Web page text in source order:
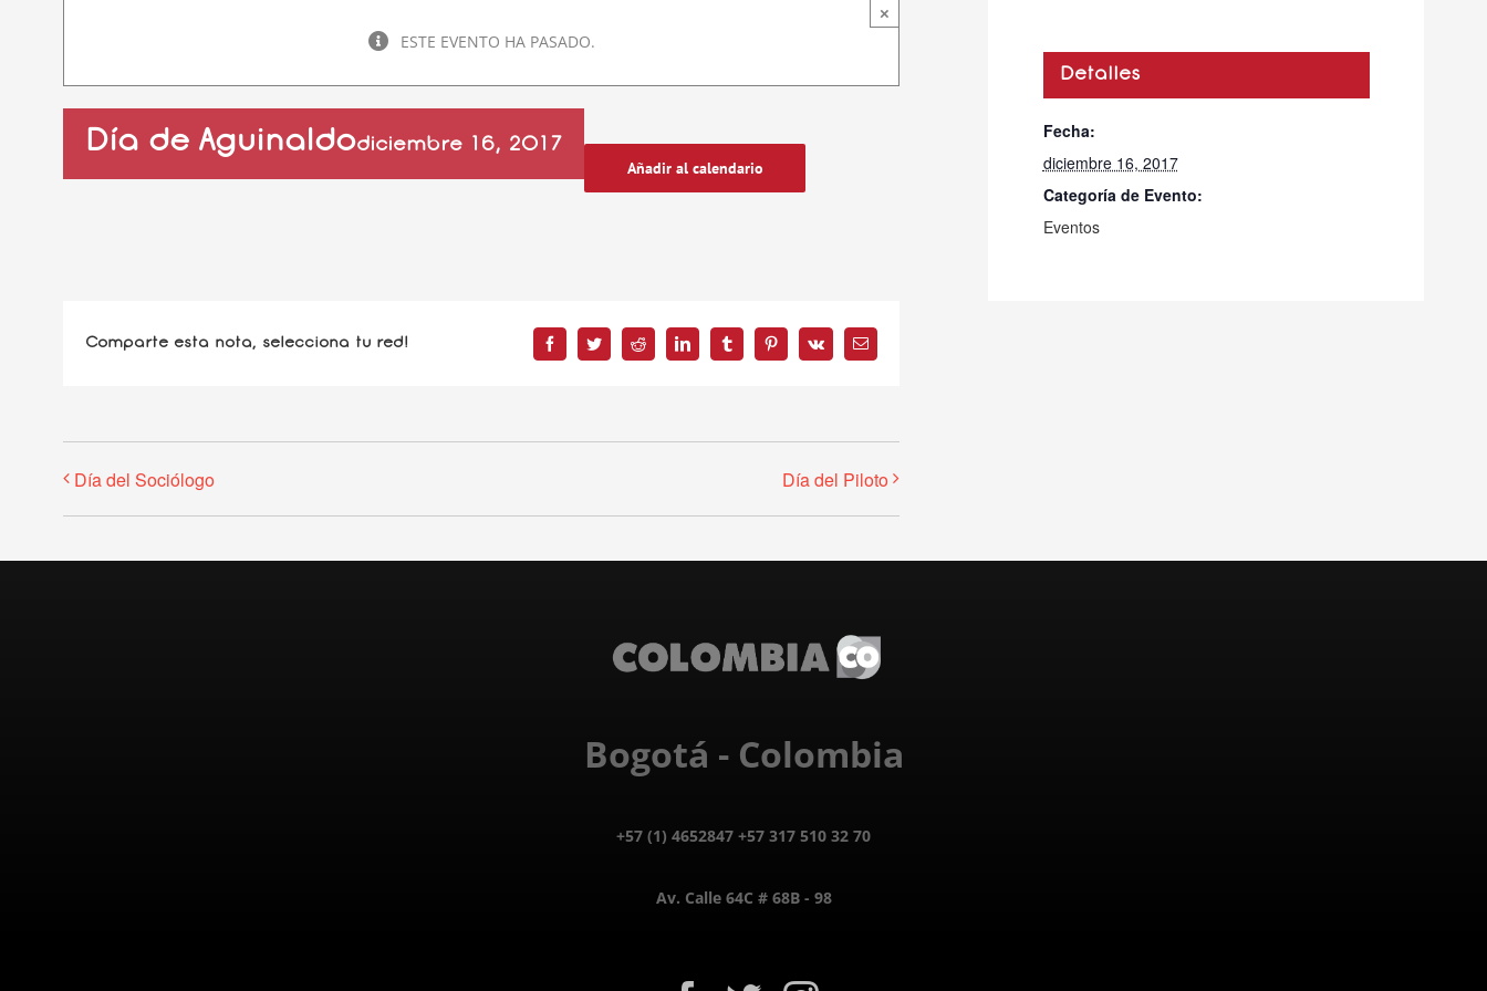
ESTE EVENTO HA PASADO.
×
Día de Aguinaldodiciembre 16, 2017
Añadir al calendario
Comparte esta nota, selecciona tu red! FacebookTwitterReddit LinkedInTumblrPinterest
Vk
Correo
electrónico
Día del Sociólogo Día del Piloto
Detalles
Fecha:
diciembre 16, 2017
Categoría de Evento:
Eventos
Bogotá - Colombia
+57 (1) 4652847 +57 317 510 32 70
Av. Calle 64C # 68B - 98